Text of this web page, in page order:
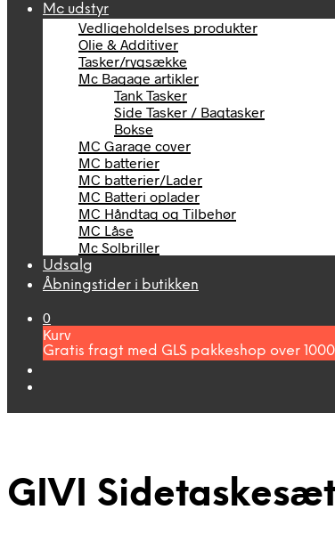
Mc udstyr
Vedligeholdelses produkter
Olie & Additiver
Tasker/rygsække
Mc Bagage artikler
Tank Tasker
Side Tasker / Bagtasker
Bokse
MC Garage cover
MC batterier
MC batterier/Lader
MC Batteri oplader
MC Håndtag og Tilbehør
MC Låse
Mc Solbriller
Udsalg
Åbningstider i butikken
0
Kurv
Gratis fragt med GLS pakkeshop over
GIVI